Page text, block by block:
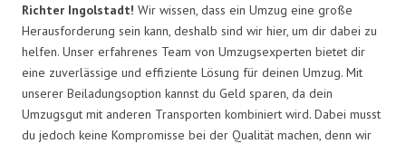
Richter Ingolstadt! Wir wissen, dass ein Umzug eine große
Herausforderung sein kann, deshalb sind wir hier, um dir dabei zu
helfen. Unser erfahrenes Team von Umzugsexperten bietet dir
eine zuverlässige und effiziente Lösung für deinen Umzug. Mit
unserer Beiladungsoption kannst du Geld sparen, da dein
Umzugsgut mit anderen Transporten kombiniert wird. Dabei musst
du jedoch keine Kompromisse bei der Qualität machen, denn wir